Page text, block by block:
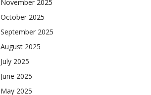
November 2025
October 2025
September 2025
August 2025
July 2025
June 2025
May 2025